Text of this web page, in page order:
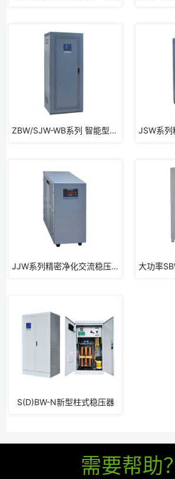
ZBW/SJW-WB系列 智能型无触点稳压器
​JJW系列精密净化交流稳压电源
S(D)BW-N新型柱式稳压器
需要帮助？